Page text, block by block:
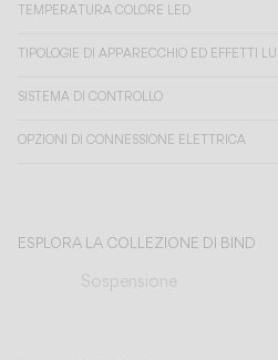
International
TEMPERATURA COLORE LED
TIPOLOGIE DI APPARECCHIO ED EFFETTI
SISTEMA DI CONTROLLO
OPZIONI DI CONNESSIONE ELETTRICA
ESPLORA LA COLLEZIONE DI BIND
Sospensione